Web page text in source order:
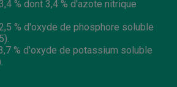
% dont 3,4 % d'azote nitrique
% d'oxyde de phosphore soluble
% d'oxyde de potassium soluble